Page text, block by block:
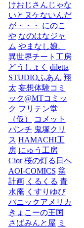
けおじさんじゃな
いとヌケないんだ
が・・・
にのこ
や なのはなジャ
ム やまなし娘。
異世界チート工房
どうしょく diletta
STUDIOふあん 翔
太 妄想体験コミ
ック@MTコミッ
ク フリテン堂
（仮）
コメット
パンチ 鬼塚クリ
ス HAMACHI工
房 にゅう工房
Cior 桜の灯る日へ
AOI-COMICS 翁
計画 くるくる 青
水庵 くすりゆび
パニックアメリカ
きょこーの王国
さばみんと屋 ミ